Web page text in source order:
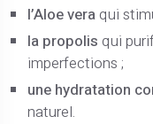
l’Aloe vera qui
la propolis qui
imperfections ;
une hydratation
naturel.